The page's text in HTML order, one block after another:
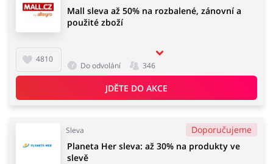
4810
Mall sleva až 50% na rozbalené, zánovní a
použité zboží
Do odvolání 346
JDĚTE DO AKCE
Sleva Doporučujeme
Planeta Her sleva: až 30% na produkty ve
slevě